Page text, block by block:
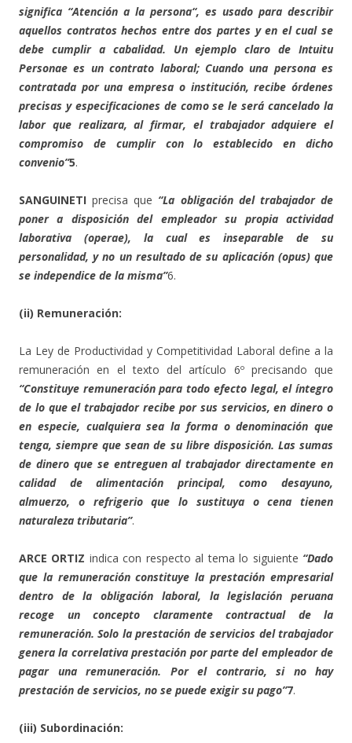
significa “Atención a la persona“, es usado para describir
aquellos contratos hechos entre dos partes y en el cual se
debe cumplir a cabalidad. Un ejemplo claro de Intuitu
Personae es un contrato laboral; Cuando una persona es
contratada por una empresa o institución, recibe órdenes
precisas y especificaciones de como se le será cancelado la
labor que realizara, al firmar, el trabajador adquiere el
compromiso de cumplir con lo establecido en dicho
convenio”5.
SANGUINETI precisa que “La obligación del trabajador de
poner a disposición del empleador su propia actividad
laborativa (operae), la cual es inseparable de su
personalidad, y no un resultado de su aplicación (opus) que
se independice de la misma”6.
(ii) Remuneración:
La Ley de Productividad y Competitividad Laboral define a la
remuneración en el texto del artículo 6º precisando que
“Constituye remuneración para todo efecto legal, el íntegro
de lo que el trabajador recibe por sus servicios, en dinero o
en especie, cualquiera sea la forma o denominación que
tenga, siempre que sean de su libre disposición. Las sumas
de dinero que se entreguen al trabajador directamente en
calidad de alimentación principal, como desayuno,
almuerzo, o refrigerio que lo sustituya o cena tienen
naturaleza tributaria”.
ARCE ORTIZ indica con respecto al tema lo siguiente “Dado
que la remuneración constituye la prestación empresarial
dentro de la obligación laboral, la legislación peruana
recoge un concepto claramente contractual de la
remuneración. Solo la prestación de servicios del trabajador
genera la correlativa prestación por parte del empleador de
pagar una remuneración. Por el contrario, si no hay
prestación de servicios, no se puede exigir su pago”7.
(iii) Subordinación: